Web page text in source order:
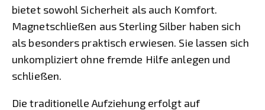
bietet sowohl Sicherheit als auch Komfort.
Magnetschließen aus Sterling Silber haben sich
als besonders praktisch erwiesen. Sie lassen sich
unkompliziert ohne fremde Hilfe anlegen und
schließen.
Die traditionelle Aufziehung erfolgt auf